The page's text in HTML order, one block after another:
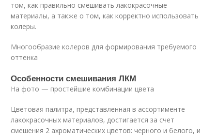
том, как правильно смешивать лакокрасочные
материалы, а также о том, как корректно использовать
колеры.
Многообразие колеров для формирования требуемого
оттенка
Особенности смешивания ЛКМ
На фото — простейшие комбинации цвета
Цветовая палитра, представленная в ассортименте
лакокрасочных материалов, достигается за счет
смешения 2 ахроматических цветов: черного и белого, и